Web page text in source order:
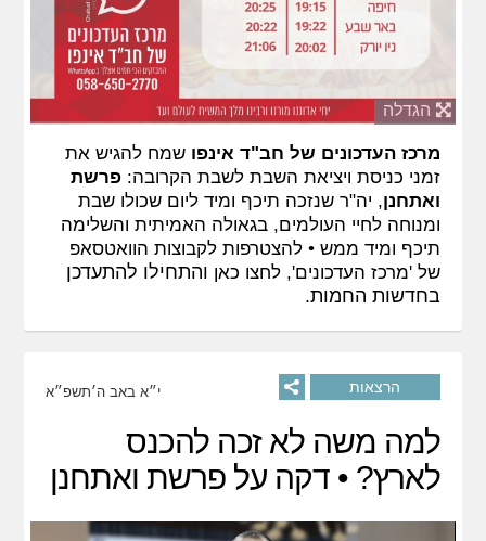
הגדלה
מרכז העדכונים של חב"ד אינפו שמח להגיש את
זמני כניסת ויציאת השבת לשבת הקרובה:פרשת
ואתחנן, יה"ר שנזכה תיכף ומיד ליום שכולו שבת
ומנוחה לחיי העולמים, בגאולה האמיתית והשלימה
תיכף ומיד ממש • להצטרפות לקבוצות הוואטסאפ
של 'מרכז העדכונים',לחצו כאן והתחילו להתעדכן
בחדשות החמות.
הרצאות י״א באב ה׳תשפ״א
למה משה לא זכה להכנס
לארץ? • דקה על פרשת ואתחנן